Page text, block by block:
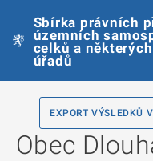
Sbírka právních
územních
celků a
úřadů
EXPORT VÝSLEDKŮ
Obec